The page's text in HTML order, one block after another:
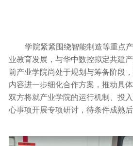
学院紧紧围绕智能制造等重点
业教育发展，与华中数控拟定共建
前产业学院尚处于规划与筹备阶段
内容进一步细化合作方案，推动具
双方将就产业学院的运行机制、投
心事项开展专项研讨，待条件成熟后